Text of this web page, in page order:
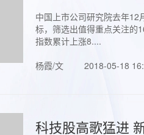
中国上市公司研究院去年
标，筛选出值得重点关注的
指数累计上涨8....
杨霞/文
2018-05-18
科技股高歌猛进